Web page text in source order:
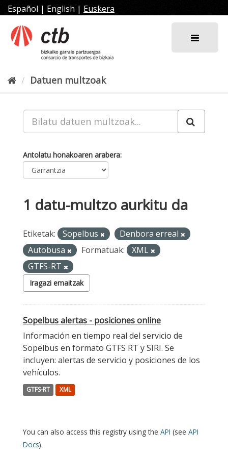
Joan
edukira
Español | English | Euskera
Datuen multzoak
Antolatu honakoaren arabera
1 datu-multzo aurkitu da
Etiketak: Sopelbus
Denbora erreal
Autobusa
Formatuak:
XML
GTFS-RT
Iragazi emaitzak
Sopelbus alertas - posiciones online
Información en tiempo real del servicio de
Sopelbus en formato GTFS RT y SIRI. Se
incluyen: alertas de servicio y posiciones de los
vehículos.
GTFS-RT XML
You can also access this registry using the API (see API
Docs).